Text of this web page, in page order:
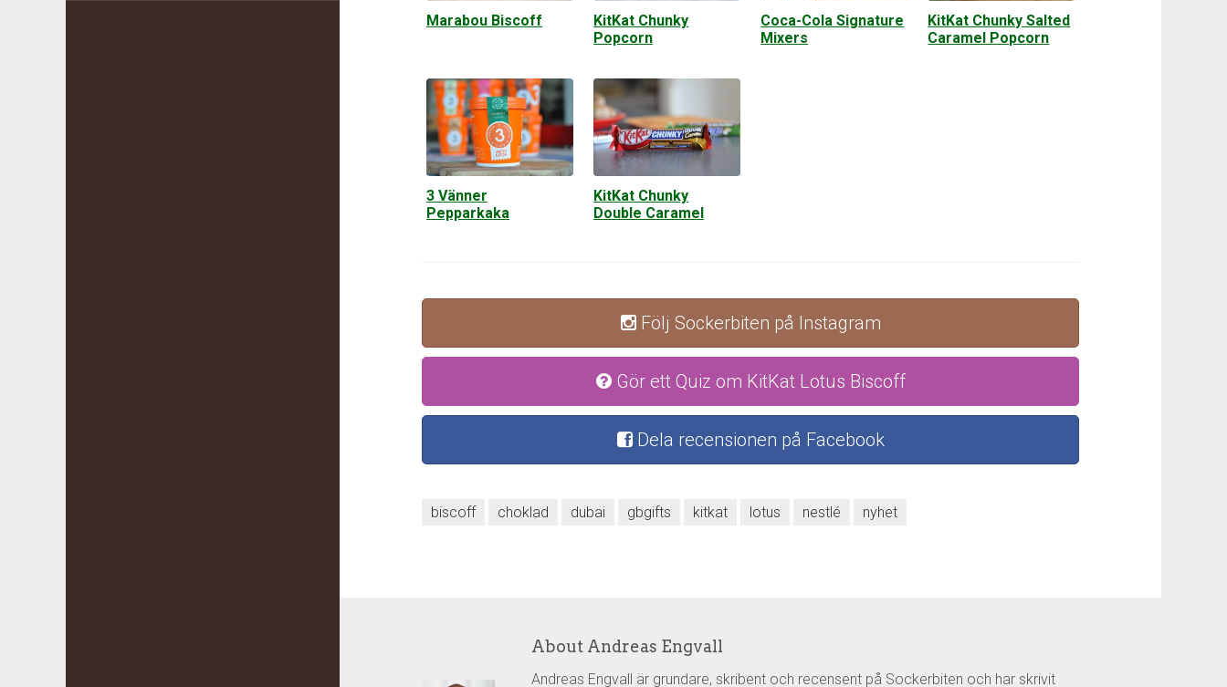
Marabou Biscoff
KitKat Chunky
Popcorn
Coca-Cola Signature
Mixers
KitKat Chunky Salted
Caramel Popcorn
3 Vänner
Pepparkaka
KitKat Chunky
Double Caramel
Följ Sockerbiten på Instagram
Gör ett Quiz om KitKat Lotus Biscoff
Dela recensionen på Facebook
biscoff choklad dubai gbgifts kitkat lotus nestlé nyhet
About Andreas Engvall
Andreas Engvall är grundare, skribent och recensent på Sockerbiten och har skrivit